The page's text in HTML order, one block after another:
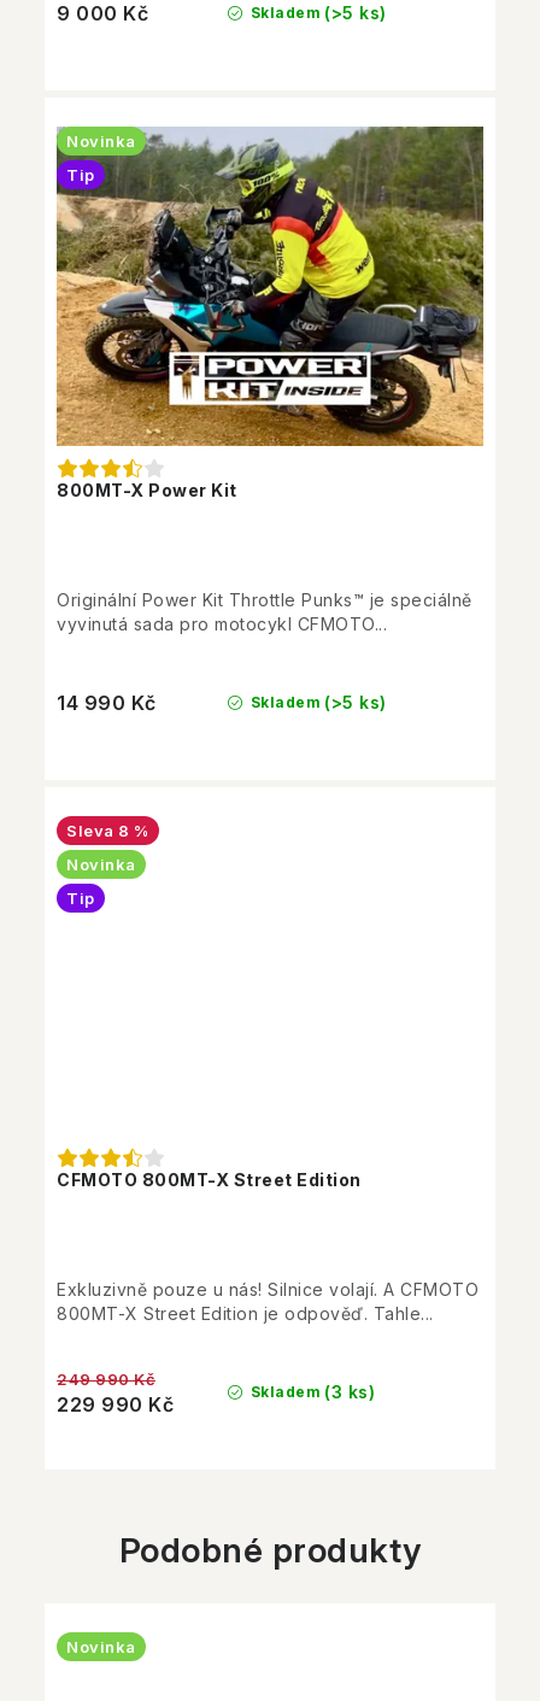
Skladem (>5 ks)
9 000 Kč
800MT-X Power Kit
Novinka
Tip
Skladem (>5 ks)
14 990 Kč
Originální Power Kit Throttle Punks™ je speciálně
vyvinutá sada pro motocykl CFMOTO...
CFMOTO 800MT-X Street Edition
8 %
Novinka
Tip
Skladem (3 ks)
229 990 Kč
249 990 Kč
Exkluzivně pouze u nás! Silnice volají. A CFMOTO
800MT-X Street Edition je odpověď. Tahle...
Podobné produkty
Novinka